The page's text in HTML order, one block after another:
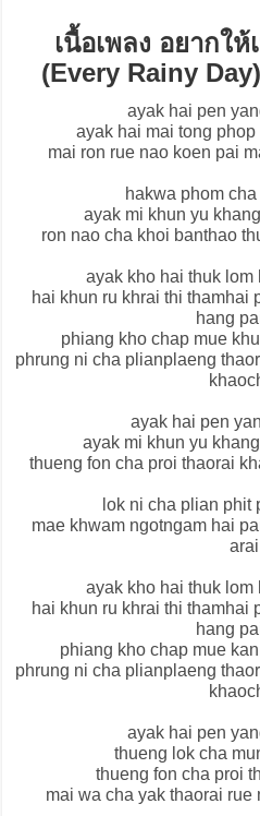
เนื้อเพลง อยากใ
(Every Rainy
ayak hai pen
ayak hai mai tong
mai ron rue nao koen pai
hakwa phom
ayak mi khun yu
ron nao cha khoi banthao
ayak kho hai thuk lom
hai khun ru khrai thi thamhai
hang
phiang kho chap mue
phrung ni cha plianplaeng
ayak hai pen
ayak mi khun yu
thueng fon cha proi thaorai
lok ni cha plian phit
mae khwam ngotngam hai
arai
ayak kho hai thuk lom
hai khun ru khrai thi thamhai
hang
phiang kho chap mue
phrung ni cha plianplaeng
ayak hai pen
thueng lok cha
thueng fon cha proi
mai wa cha yak thaorai